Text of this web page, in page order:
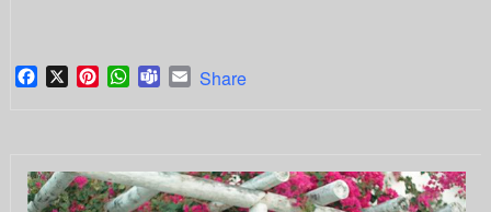
Facebook
X PinterestWhatsApp
TeamsEmail
Share